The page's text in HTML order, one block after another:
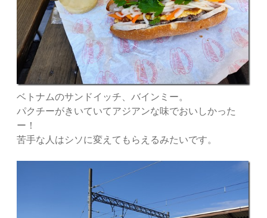
ベトナムのサンドイッチ、バインミー。
パクチーがきいていてアジアンな味でおいしかった
ー！
苦手な人はシソに変えてもらえるみたいです。